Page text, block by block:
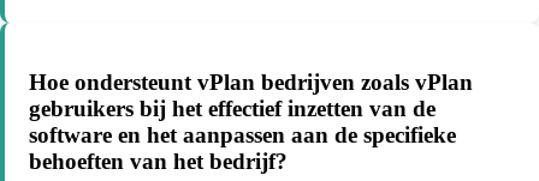
Hoe ondersteunt vPlan bedrijven zoals vPlan
gebruikers bij het effectief inzetten van de
software en het aanpassen aan de specifieke
behoeften van het bedrijf?